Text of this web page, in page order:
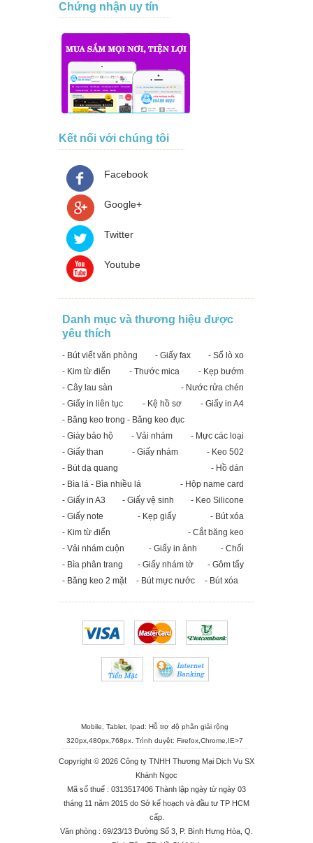
Chứng nhận uy tín
Kết nối với chúng tôi
Facebook
Google+
Twitter
Youtube
Danh mục và thương hiệu được
yêu thích
- Bút viết văn phòng - Giấy fax
- Sổ lò xo
- Kim từ điển
- Thước mica
- Kẹp bướm
- Cây lau sàn
- Nước rửa chén
- Giấy in liên tục
- Kệ hồ sơ
- Giấy in A4
- Băng keo trong - Băng keo đục
- Giày bảo hộ
- Vải nhám
- Mực các loại
- Giấy than
- Giấy nhám
- Keo 502
- Bút dạ quang
- Hồ dán
- Bìa lá - Bìa nhiều lá
- Hộp name card
- Giấy in A3
- Giấy vệ sinh
- Keo Silicone
- Giấy note
- Kẹp giấy
- Bút xóa
- Kim từ điển
- Cắt băng keo
- Vải nhám cuộn
- Giấy in ảnh
- Chổi
- Bìa phân trang
- Giấy nhám tờ
- Gôm tẩy
- Băng keo 2 mặt
- Bút mực nước - Bút xóa
Mobile, Tablet, Ipad: Hỗ trợ độ phân giải rộng
320px,480px,768px. Trình duyệt: Firefox,Chrome,IE>7
Copyright © 2026 Công ty TNHH Thương Mại Dịch Vụ SX
Khánh Ngọc
Mã số thuế : 0313517406 Thành lập ngày từ ngày 03
tháng 11 năm 2015 do Sở kế hoạch và đầu tư TP HCM
cấp.
Văn phòng : 69/23/13 Đường Số 3, P. Bình Hưng Hòa, Q.